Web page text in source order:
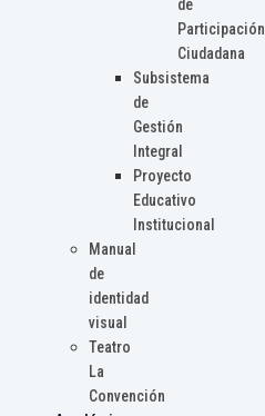
de
Participación
Ciudadana
Subsistema
de
Gestión
Integral
Proyecto
Educativo
Institucional
Manual
de
identidad
visual
Teatro
La
Convención